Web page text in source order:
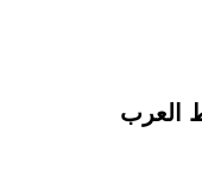
العرب